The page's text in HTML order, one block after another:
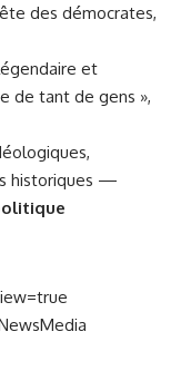
des démocrates,
et
de tant de gens »,
historiques —